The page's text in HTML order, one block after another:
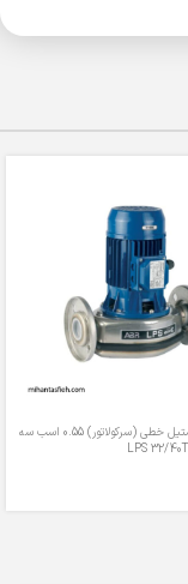
الکتروپمپ استیل خطی (سرکولاتور) 0.55 اسب سه